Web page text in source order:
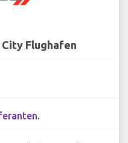
Flughafen
.